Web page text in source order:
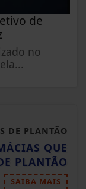
de
no
DE PLANTÃO
QUE
PLANTÃO
SAIBA MAIS